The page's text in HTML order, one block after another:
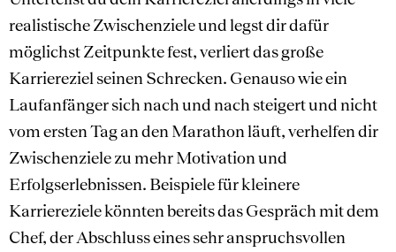
realistische Zwischenziele und legst dir dafür
möglichst Zeitpunkte fest, verliert das große
Karriereziel seinen Schrecken. Genauso wie ein
Laufanfänger sich nach und nach steigert und nicht
vom ersten Tag an den Marathon läuft, verhelfen dir
Zwischenziele zu mehr Motivation und
Erfolgserlebnissen. Beispiele für kleinere
Karriereziele könnten bereits das Gespräch mit dem
Chef, der Abschluss eines sehr anspruchsvollen